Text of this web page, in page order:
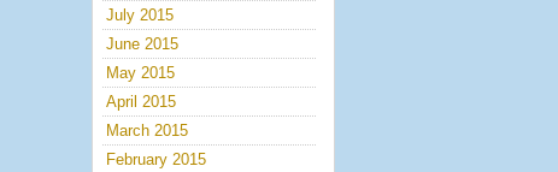
July 2015
June 2015
May 2015
April 2015
March 2015
February 2015